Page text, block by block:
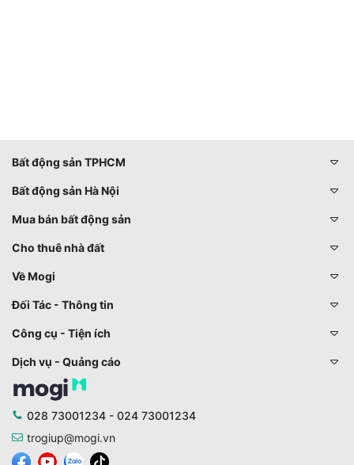
Bất động sản TPHCM
Bất động sản Hà Nội
Mua bán bất động sản
Cho thuê nhà đất
Về Mogi
Đối Tác - Thông tin
Công cụ - Tiện ích
Dịch vụ - Quảng cáo
028 73001234 - 024 73001234
trogiup@mogi.vn